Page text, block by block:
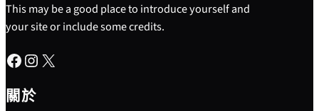
This may be a good place to introduce yourself and
your site or include some credits.
Facebook Instagram X
關於